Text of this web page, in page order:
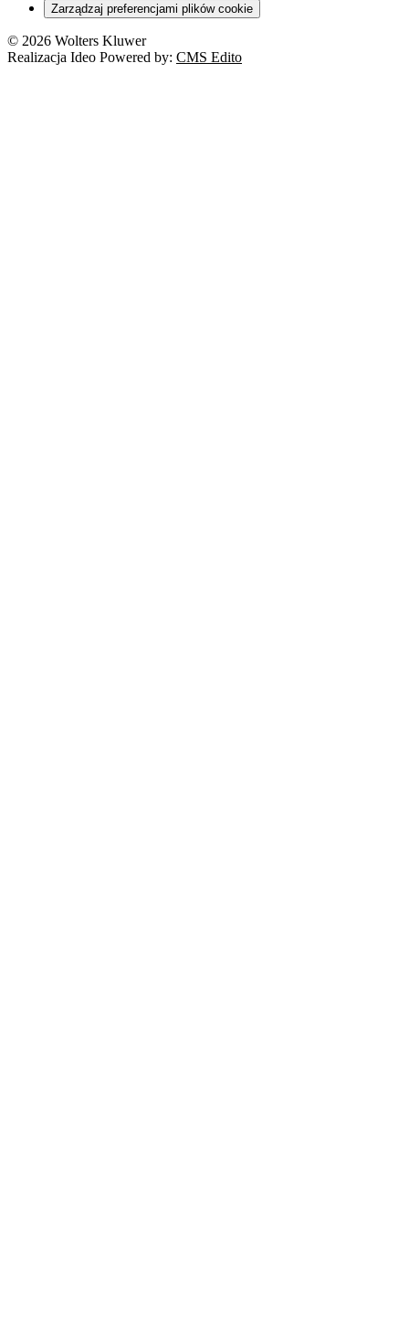
Zarządzaj preferencjami plików cookie
© 2026 Wolters Kluwer
Realizacja Ideo Powered by: CMS Edito